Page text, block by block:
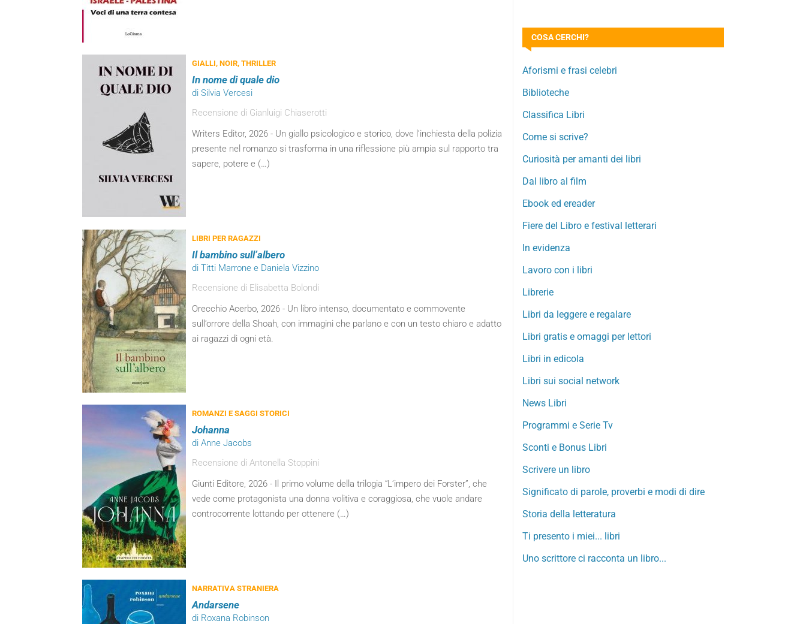
GIALLI, NOIR, THRILLER
In nome di quale dio
di Silvia Vercesi
Recensione di Gianluigi Chiaserotti
Writers Editor, 2026 - Un giallo psicologico e storico, dove l’inchiesta della polizia
presente nel romanzo si trasforma in una riflessione più ampia sul rapporto tra
sapere, potere e (…)
LIBRI PER RAGAZZI
Il bambino sull’albero
di Titti Marrone e Daniela Vizzino
Recensione di Elisabetta Bolondi
Orecchio Acerbo, 2026 - Un libro intenso, documentato e commovente
sull’orrore della Shoah, con immagini che parlano e con un testo chiaro e adatto
ai ragazzi di ogni età.
ROMANZI E SAGGI STORICI
Johanna
di Anne Jacobs
Recensione di Antonella Stoppini
Giunti Editore, 2026 - Il primo volume della trilogia “L’impero dei Forster”, che
vede come protagonista una donna volitiva e coraggiosa, che vuole andare
controcorrente lottando per ottenere (…)
NARRATIVA STRANIERA
Andarsene
di Roxana Robinson
COSA CERCHI?
Aforismi e frasi celebri
Biblioteche
Classifica Libri
Come si scrive?
Curiosità per amanti dei libri
Dal libro al film
Ebook ed ereader
Fiere del Libro e festival letterari
In evidenza
Lavoro con i libri
Librerie
Libri da leggere e regalare
Libri gratis e omaggi per lettori
Libri in edicola
Libri sui social network
News Libri
Programmi e Serie Tv
Sconti e Bonus Libri
Scrivere un libro
Significato di parole, proverbi e modi di dire
Storia della letteratura
Ti presento i miei... libri
Uno scrittore ci racconta un libro...